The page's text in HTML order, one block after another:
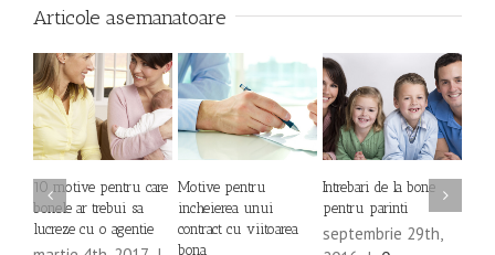
Articole asemanatoare
10 motive pentru care
bonele ar trebui sa
lucreze cu o agentie
Motive pentru
incheierea unui
contract cu viitoarea
bona
Intrebari de la bone
pentru parinti
septembrie 29th,